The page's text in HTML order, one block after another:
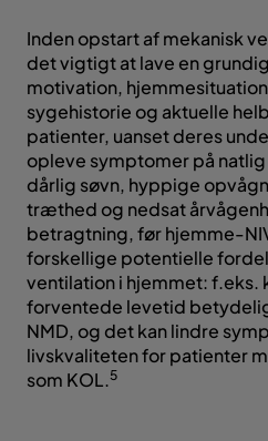
Inden opstart af mekanisk
det vigtigt at lave en
motivation,
sygehistorie og aktuelle
patienter, uanset deres
opleve symptomer på
dårlig søvn, hyppige
træthed og nedsat
betragtning, før hjemme-
forskellige potentielle
ventilation i hjemmet: f.eks.
forventede levetid
NMD, og det kan lindre
livskvaliteten for patienter
som KOL.5